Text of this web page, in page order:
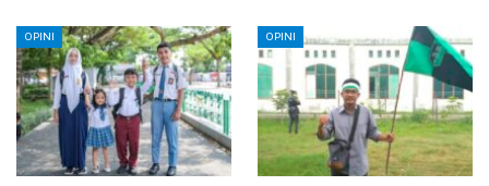
OPINI OPINI